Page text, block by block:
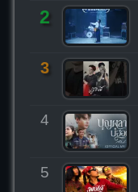
2
3
4
5